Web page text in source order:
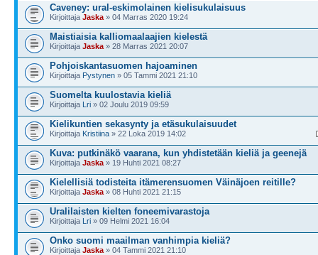
Caveney: ural-eskimolainen kielisukulaisuus
Kirjoittaja Jaska » 04 Marras 2020 19:24
Maistiaisia kalliomaalaajien kielestä
Kirjoittaja Jaska » 28 Marras 2021 20:07
Pohjoiskantasuomen hajoaminen
Kirjoittaja Pystynen » 05 Tammi 2021 21:10
Suomelta kuulostavia kieliä
Kirjoittaja Lri » 02 Joulu 2019 09:59
Kielikuntien sekasynty ja etäsukulaisuudet
Kirjoittaja Kristiina » 22 Loka 2019 14:02
Kuva: putkinäkö vaarana, kun yhdistetään kieliä ja geenejä
Kirjoittaja Jaska » 19 Huhti 2021 08:27
Kielellisiä todisteita itämerensuomen Väinäjoen reitille?
Kirjoittaja Jaska » 08 Huhti 2021 21:15
Uralilaisten kielten foneemivarastoja
Kirjoittaja Lri » 09 Helmi 2021 16:04
Onko suomi maailman vanhimpia kieliä?
Kirjoittaja Jaska » 04 Tammi 2021 21:10